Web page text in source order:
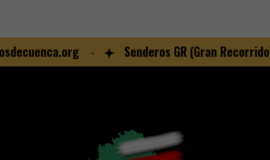
Senderos GR (Gran Recorrido)